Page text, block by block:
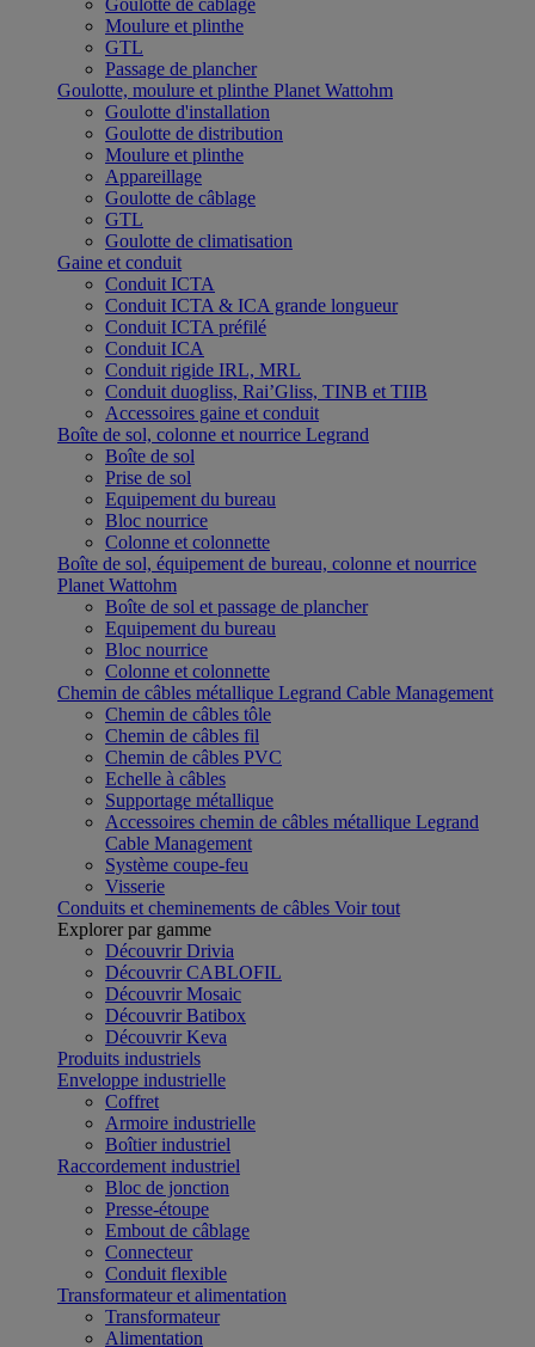
Goulotte de câblage
Moulure et plinthe
GTL
Passage de plancher
Goulotte, moulure et plinthe Planet Wattohm
Goulotte d'installation
Goulotte de distribution
Moulure et plinthe
Appareillage
Goulotte de câblage
GTL
Goulotte de climatisation
Gaine et conduit
Conduit ICTA
Conduit ICTA & ICA grande longueur
Conduit ICTA préfilé
Conduit ICA
Conduit rigide IRL, MRL
Conduit duogliss, Rai’Gliss, TINB et TIIB
Accessoires gaine et conduit
Boîte de sol, colonne et nourrice Legrand
Boîte de sol
Prise de sol
Equipement du bureau
Bloc nourrice
Colonne et colonnette
Boîte de sol, équipement de bureau, colonne et nourrice
Planet Wattohm
Boîte de sol et passage de plancher
Equipement du bureau
Bloc nourrice
Colonne et colonnette
Chemin de câbles métallique Legrand Cable Management
Chemin de câbles tôle
Chemin de câbles fil
Chemin de câbles PVC
Echelle à câbles
Supportage métallique
Accessoires chemin de câbles métallique Legrand
Cable Management
Système coupe-feu
Visserie
Conduits et cheminements de câbles Voir tout
Explorer par gamme
Découvrir Drivia
Découvrir CABLOFIL
Découvrir Mosaic
Découvrir Batibox
Découvrir Keva
Produits industriels
Enveloppe industrielle
Coffret
Armoire industrielle
Boîtier industriel
Raccordement industriel
Bloc de jonction
Presse-étoupe
Embout de câblage
Connecteur
Conduit flexible
Transformateur et alimentation
Transformateur
Alimentation